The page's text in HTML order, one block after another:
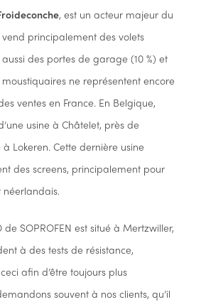
, est un acteur majeur du
principalement des volets
des portes de garage (10 %) et
moustiquaires ne représentent encore
ventes en France. En Belgique,
usine à Châtelet, près de
à Lokeren. Cette dernière usine
des screens, principalement pour
SOPROFEN est situé à Mertzwiller,
à des tests de résistance,
afin d’être toujours plus
souvent à nos clients, qu’il